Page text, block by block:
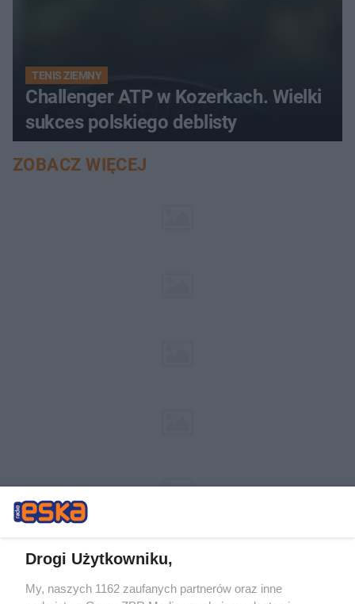
TENIS ZIEMNY
Challenger ATP w Kozerkach. Wielki
sukces polskiego deblisty
ZOBACZ WIĘCEJ
Drogi Użytkowniku,
My, naszych 1162 zaufanych partnerów oraz inne